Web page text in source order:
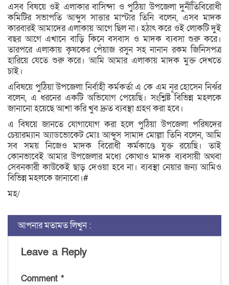
এসব বিষয়ে ওই এলাকার বাসিন্দা ও পুঠিয়া উপজেলা দুর্নীতিবিরোধী
কমিটির সভাপতি আব্দুস সাত্তার মাস্টার তিনি বলেন, এসব মাদক
কারবারই আমাদের এলাকায় আগে ছিল না। হঠাৎ করে ওই লোকটি দুই
বছর আগে এখানে বাড়ি কিনে বসবাস ও মাদক ব্যবসা শুরু করে।
তারপরে এলাকায় কৃষকের পেঁয়াজ রসুন সহ নানান রকম জিনিসপত্র
হারিয়ে যেতে শুরু করে। আমি আমার এলাকায় মাদক মুক্ত দেখতে
চাই।
এবিষয়ে পুঠিয়া উপজেলা নির্বাহী কর্মকর্তা এ কে এম নূর হোসেন নির্ঝর
বলেন, এ ধরনের একটি অভিযোগ পেয়েছি। সংশ্লিষ্ট বিভিন্ন মহলকে
জানানো হয়েছে আশা করি খুব দ্রুত ব্যবস্থা গ্রহণ করা হবে।
এ বিষয়ে জানতে যোগাযোগ করা হলে পুঠিয়া উপজেলা পরিষদের
চেয়ারম্যান অ্যাডভোকেট মোঃ আব্দুস সামাদ মোল্লা তিনি বলেন, আমি
সব সময় নিজেও মাদক বিরোধী কর্মকাণ্ডে যুক্ত রয়েছি। তাই
কোনভাবেই আমার উপজেলার মধ্যে কোথাও মাদক ব্যবসায়ী অথবা
সেবনকারী কাউকেই ছাড় দেওয়া হবে না। ব্যবস্থা নেয়ার জন্য আমিও
বিভিন্ন মহলকে জানাবো।#
মহ/
আপনার মতামত লিখুন :
Leave a Reply
Comment *